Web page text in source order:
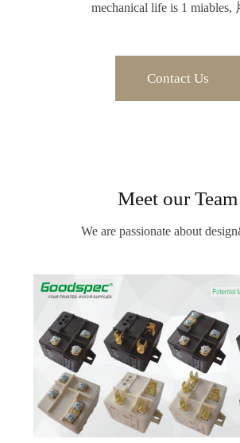
mechanical life is 1 miables,
Contact Us
Meet our Team
We are passionate about